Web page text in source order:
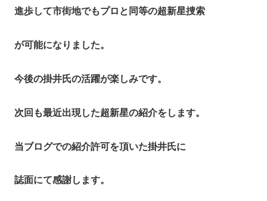
進歩して市街地でもプロと同等の超新星捜索
が可能になりました。
今後の掛井氏の活躍が楽しみです。
次回も最近出現した超新星の紹介をします。
当ブログでの紹介許可を頂いた掛井氏に
誌面にて感謝します。